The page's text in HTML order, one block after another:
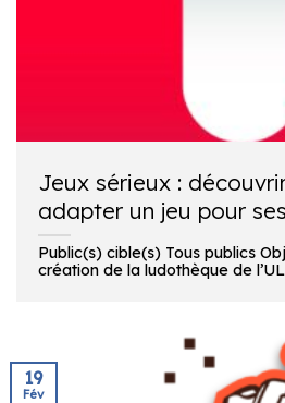
Jeux sérieux :
adapter un jeu pour
Public(s) cible(s) Tous publics
création de la ludothèque de
19
Fév